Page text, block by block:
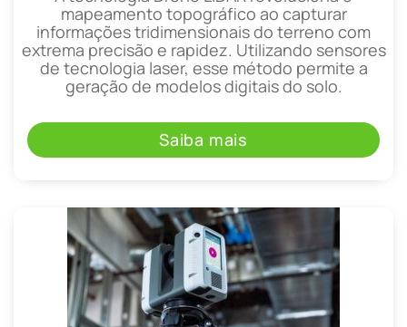
mapeamento topográfico ao capturar
informações tridimensionais do terreno com
extrema precisão e rapidez. Utilizando sensores
de tecnologia laser, esse método permite a
geração de modelos digitais do solo.
Saiba mais